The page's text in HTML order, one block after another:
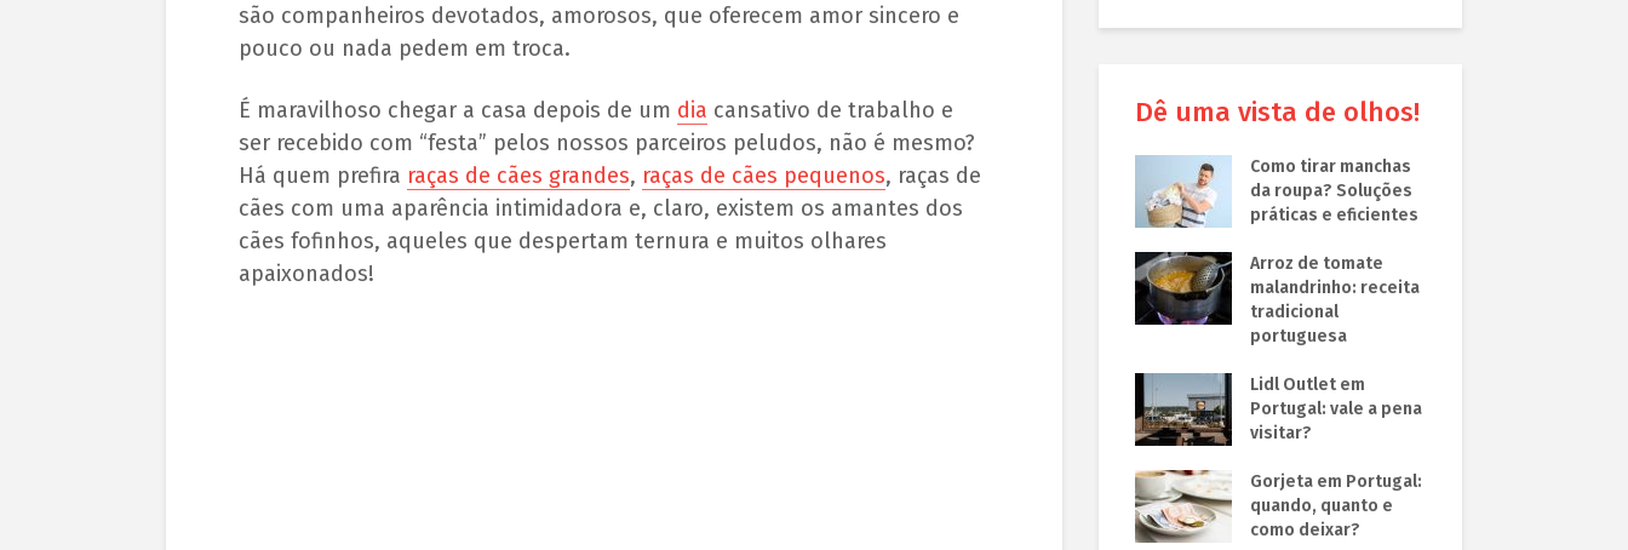
são companheiros devotados, amorosos, que oferecem amor sincero e
pouco ou nada pedem em troca.
É maravilhoso chegar a casa depois de um dia cansativo de trabalho e
ser recebido com “festa” pelos nossos parceiros peludos, não é mesmo?
Há quem prefira raças de cães grandes, raças de cães pequenos, raças de
cães com uma aparência intimidadora e, claro, existem os amantes dos
cães fofinhos, aqueles que despertam ternura e muitos olhares
apaixonados!
Dê uma vista de olhos!
Como tirar manchas
da roupa? Soluções
práticas e eficientes
Arroz de tomate
malandrinho: receita
tradicional
portuguesa
Lidl Outlet em
Portugal: vale a pena
visitar?
Gorjeta em Portugal:
quando, quanto e
como deixar?